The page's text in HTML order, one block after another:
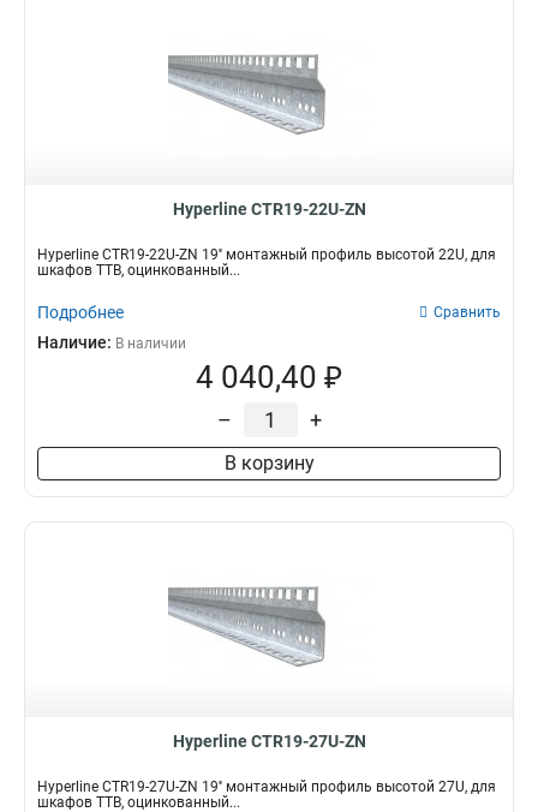
Hyperline CTR19-22U-ZN
Hyperline CTR19-22U-ZN 19'' монтажный профиль высотой 22U, для
шкафов TTB, оцинкованный...
Подробнее Сравнить
Наличие: В наличии
4 040,40 ₽
– +
В корзину
Hyperline CTR19-27U-ZN
Hyperline CTR19-27U-ZN 19'' монтажный профиль высотой 27U, для
шкафов TTB, оцинкованный...